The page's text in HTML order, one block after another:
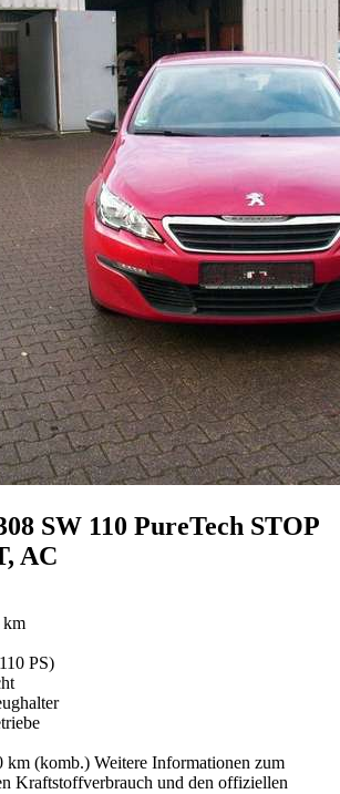
SW 110 PureTech STOP
AC
km
PS)
km (komb.) Weitere Informationen zum
Kraftstoffverbrauch und den offiziellen